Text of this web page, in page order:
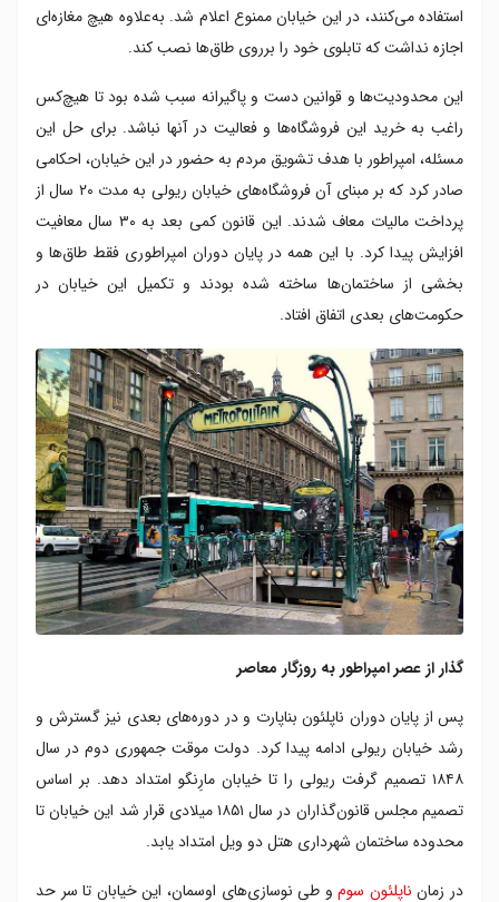
استفاده می‌کنند، در این خیابان ممنوع اعلام شد. به‌علاوه هیچ مغازه‌ای
اجازه نداشت که تابلوی خود را برروی طاق‌ها نصب کند.
این محدودیت‌ها و قوانین دست و پاگیرانه سبب شده بود تا هیچ‌کس
راغب به خرید این فروشگاه‌ها و فعالیت در آنها نباشد. برای حل این
مسئله، امپراطور با هدف تشویق مردم به حضور در این خیابان، احکامی
صادر کرد که بر مبنای آن فروشگاه‌های خیابان ریولی به مدت ۲۰ سال از
پرداخت مالیات معاف شدند. این قانون کمی بعد به ۳۰ سال معافیت
افزایش پیدا کرد. با این همه در پایان دوران امپراطوری فقط طاق‌ها و
بخشی از ساختمان‌ها ساخته شده بودند و تکمیل این خیابان در
حکومت‌های بعدی اتفاق افتاد.
گذار از عصر امپراطور به روزگار معاصر
پس از پایان دوران ناپلئون بناپارت و در دوره‌های بعدی نیز گسترش و
رشد خیابان ریولی ادامه پیدا کرد. دولت موقت جمهوری دوم در سال
۱۸۴۸ تصمیم گرفت ریولی را تا خیابان مارِنگو امتداد دهد. بر اساس
تصمیم مجلس قانون‌گذاران در سال ۱۸۵۱ میلادی قرار شد این خیابان تا
محدوده ساختمان شهرداری هتل دو ویل امتداد یابد.
در زمان ناپلئون سومو طی نوسازی‌های اوسمان، این خیابان تا سر حد